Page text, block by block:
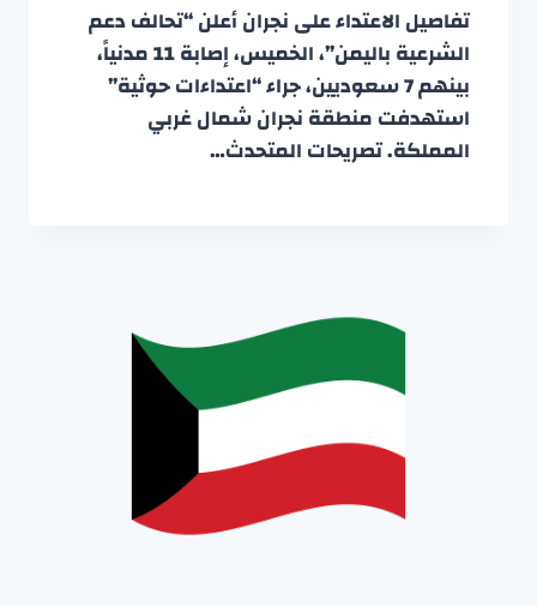
تفاصيل الاعتداء على نجران أعلن “تحالف دعم
الشرعية باليمن”، الخميس، إصابة 11 مدنياً،
بينهم 7 سعوديين، جراء “اعتداءات حوثية”
استهدفت منطقة نجران شمال غربي
المملكة. تصريحات المتحدث…